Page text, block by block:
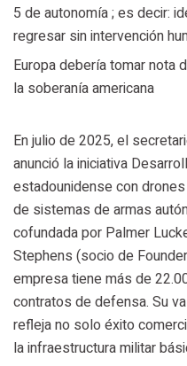
5 de autonomía ; es decir:
regresar sin intervención
Europa debería tomar nota
la soberanía americana
En julio de 2025, el
anunció la iniciativa
estadounidense con
de sistemas de armas
cofundada por Palmer
Stephens (socio de
empresa tiene más de
contratos de defensa. Su
refleja no solo éxito
la infraestructura militar